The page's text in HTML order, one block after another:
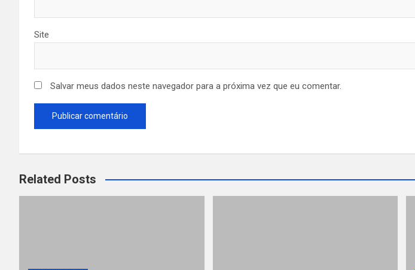
Site
Salvar meus dados neste navegador para a próxima vez que eu comentar.
Related Posts